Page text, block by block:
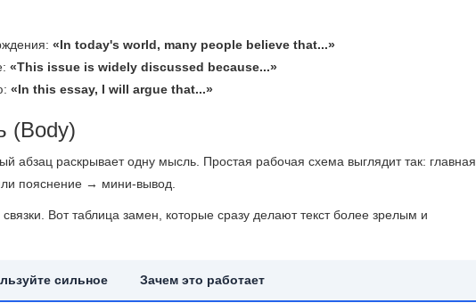
«In today's world, many people believe that...»
«This issue is widely discussed because...»
«In this essay, I will argue that...»
(Body)
абзац раскрывает одну мысль. Простая рабочая схема выглядит так: главная
пояснение → мини-вывод.
Вот таблица замен, которые сразу делают текст более зрелым и
сильное Зачем это работает